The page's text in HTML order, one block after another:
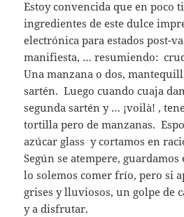
Estoy convencida que en poco
ingredientes de este dulce
electrónica para estados post-
manifiesta, … resumiendo:
Una manzana o dos,
sartén. Luego cuando cuaja
segunda sartén y … ¡voilà! ,
tortilla pero de manzanas.
azúcar glass y cortamos en
Según se atempere,
lo solemos comer frío, pero si
grises y lluviosos, un golpe de
y a disfrutar.